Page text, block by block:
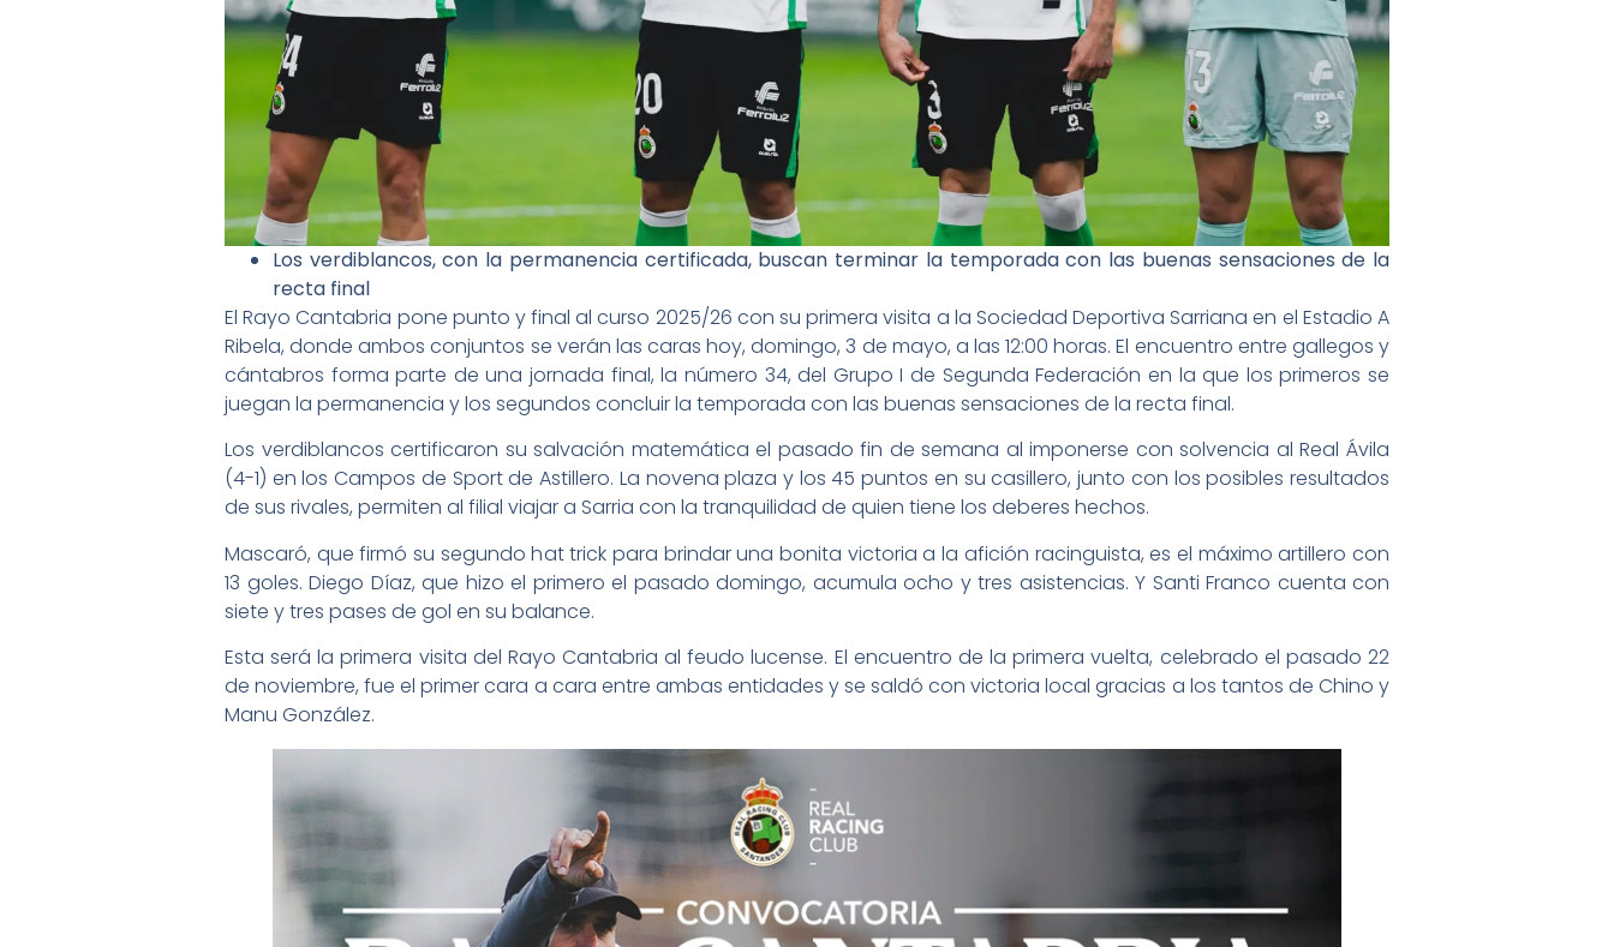
Los verdiblancos, con la permanencia certificada, buscan terminar la temporada con las buenas sensaciones de la
recta final
El Rayo Cantabria pone punto y final al curso 2025/26 con su primera visita a la Sociedad Deportiva Sarriana en el Estadio A
Ribela, donde ambos conjuntos se verán las caras hoy, domingo, 3 de mayo, a las 12:00 horas. El encuentro entre gallegos y
cántabros forma parte de una jornada final, la número 34, del Grupo I de Segunda Federación en la que los primeros se
juegan la permanencia y los segundos concluir la temporada con las buenas sensaciones de la recta final.
Los verdiblancos certificaron su salvación matemática el pasado fin de semana al imponerse con solvencia al Real Ávila
(4-1) en los Campos de Sport de Astillero. La novena plaza y los 45 puntos en su casillero, junto con los posibles resultados
de sus rivales, permiten al filial viajar a Sarria con la tranquilidad de quien tiene los deberes hechos.
Mascaró, que firmó su segundo hat trick para brindar una bonita victoria a la afición racinguista, es el máximo artillero con
13 goles. Diego Díaz, que hizo el primero el pasado domingo, acumula ocho y tres asistencias. Y Santi Franco cuenta con
siete y tres pases de gol en su balance.
Esta será la primera visita del Rayo Cantabria al feudo lucense. El encuentro de la primera vuelta, celebrado el pasado 22
de noviembre, fue el primer cara a cara entre ambas entidades y se saldó con victoria local gracias a los tantos de Chino y
Manu González.